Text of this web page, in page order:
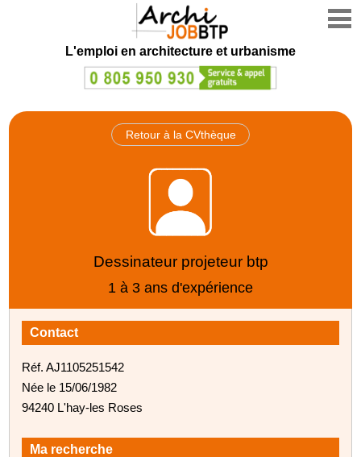
L'emploi en architecture et urbanisme
Retour à la CVthèque
Dessinateur projeteur btp
1 à 3 ans d'expérience
Contact
Réf. AJ1105251542
Née le 15/06/1982
94240 L'hay-les Roses
Ma recherche